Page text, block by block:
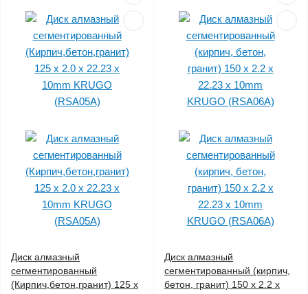
Диск алмазный
сегментированный
(Кирпич,бетон,гранит) 125 x
Диск алмазный
сегментированный (кирпич,
бетон, гранит) 150 x 2.2 x